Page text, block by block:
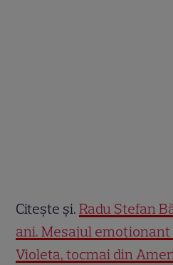
Citește și.Radu Ștefan
ani. Mesajul emoționant
Violeta, tocmai din